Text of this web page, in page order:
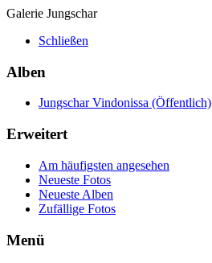
Galerie Jungschar
Schließen
Alben
Jungschar Vindonissa (Öffentlich)
Erweitert
Am häufigsten angesehen
Neueste Fotos
Neueste Alben
Zufällige Fotos
Menü